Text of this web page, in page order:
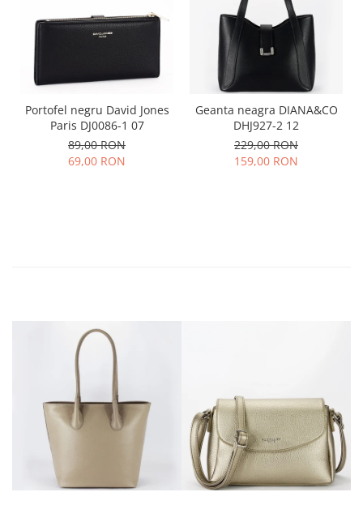
Portofel negru David Jones
Paris DJ0086-1 07
89,00 RON
69,00 RON
Geanta neagra DIANA&CO
DHJ927-2 12
229,00 RON
159,00 RON